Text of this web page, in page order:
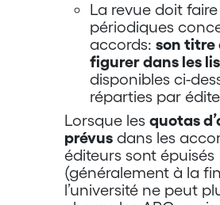
La revue doit
périodiques
accords: son titre
figurer dans les
disponibles ci-
réparties par
Lorsque les quotas
prévusdans les
éditeurs sont épuisés
(généralement à la
l’université ne peut